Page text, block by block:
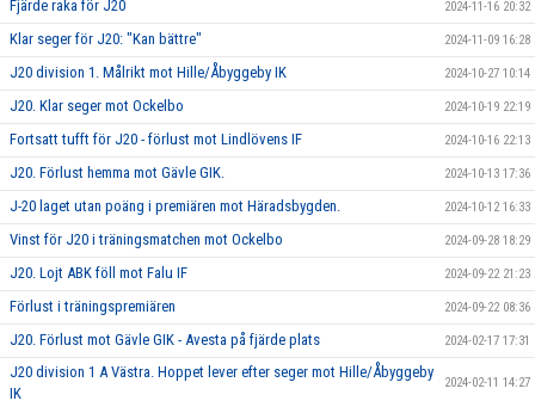
Fjärde raka för J20 2024-11-16 20:32
Klar seger för J20: "Kan bättre" 2024-11-09 16:28
J20 division 1. Målrikt mot Hille/Åbyggeby IK 2024-10-27 10:14
J20. Klar seger mot Ockelbo 2024-10-19 22:19
Fortsatt tufft för J20 - förlust mot Lindlövens IF 2024-10-16 22:13
J20. Förlust hemma mot Gävle GIK. 2024-10-13 17:36
J-20 laget utan poäng i premiären mot Häradsbygden. 2024-10-12 16:33
Vinst för J20 i träningsmatchen mot Ockelbo 2024-09-28 18:29
J20. Lojt ABK föll mot Falu IF 2024-09-22 21:23
Förlust i träningspremiären 2024-09-22 08:36
J20. Förlust mot Gävle GIK - Avesta på fjärde plats 2024-02-17 17:31
J20 division 1 A Västra. Hoppet lever efter seger mot Hille/Åbyggeby
IK
2024-02-11 14:27